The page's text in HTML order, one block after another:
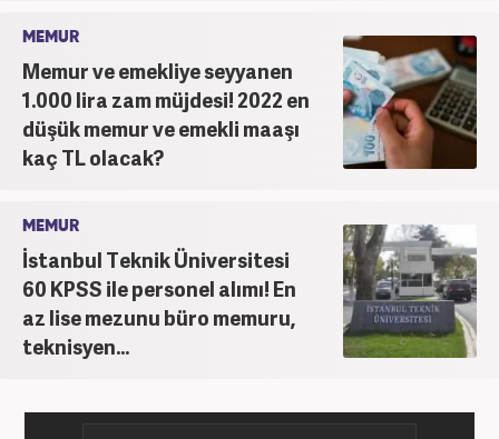
MEMUR
Memur ve emekliye seyyanen
1.000 lira zam müjdesi! 2022 en
düşük memur ve emekli maaşı
kaç TL olacak?
MEMUR
İstanbul Teknik Üniversitesi
60 KPSS ile personel alımı! En
az lise mezunu büro memuru,
teknisyen...